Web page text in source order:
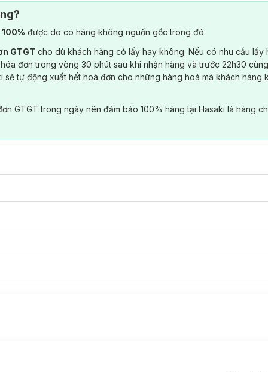
được do có hàng không nguồn gốc trong đó.
GTGT cho dù khách hàng có lấy hay không. Nếu có nhu cầu lấy
đơn trong vòng 30 phút sau khi nhận hàng và trước 22h30
sẽ tự động xuất hết hoá đơn cho những hàng hoá mà khách hàng
GTGT trong ngày nên đảm bảo 100% hàng tại Hasaki là hàng